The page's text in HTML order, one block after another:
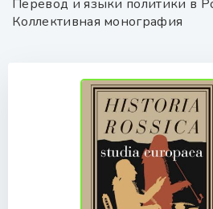
Перевод и языки политики в
Коллективная монография